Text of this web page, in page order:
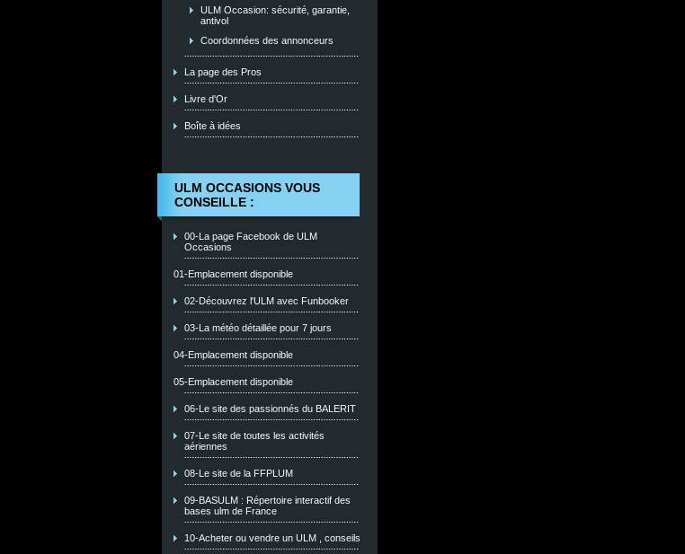
ULM Occasion: sécurité, garantie,
antivol
Coordonnées des annonceurs
La page des Pros
Livre d'Or
Boîte à idées
ULM OCCASIONS VOUS
CONSEILLE :
00-La page Facebook de ULM
Occasions
01-Emplacement disponible
02-Découvrez l'ULM avec Funbooker
03-La météo détaillée pour 7 jours
04-Emplacement disponible
05-Emplacement disponible
06-Le site des passionnés du BALERIT
07-Le site de toutes les activités
aériennes
08-Le site de la FFPLUM
09-BASULM : Répertoire interactif des
bases ulm de France
10-Acheter ou vendre un ULM , conseils